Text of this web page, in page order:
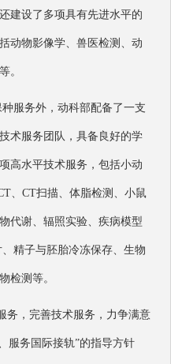
建设了多项具有先进⽔平的
动物影像学、兽医检测、动
。
服务外，动科部配备了⼀⽀
术服务团队，具备良好的学
⾼⽔平技术服务，包括⼩动
、CT扫描、体脂检测、⼩⿏
代谢、辐照实验、疾病模型
精⼦与胚胎冷冻保存、生物
检测等。
务，完善技术服务，⼒争满意
服务国际接轨”的指导⽅针